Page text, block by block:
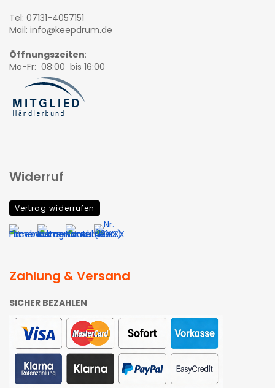
Tel: 07131-4057151
Mail: info@keepdrum.de
Öffnungszeiten:
Mo-Fr: 08:00 bis 16:00
Widerruf
Vertrag widerrufen
Zahlung & Versand
SICHER BEZAHLEN